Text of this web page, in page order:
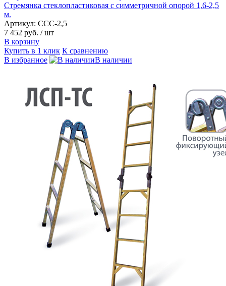
Стремянка стеклопластиковая с симметричной опорой 1,6-2,5
м.
Артикул: ССС-2,5
7 452 руб. / шт
В корзину
Купить в 1 клик К сравнению
В избранное
В наличии